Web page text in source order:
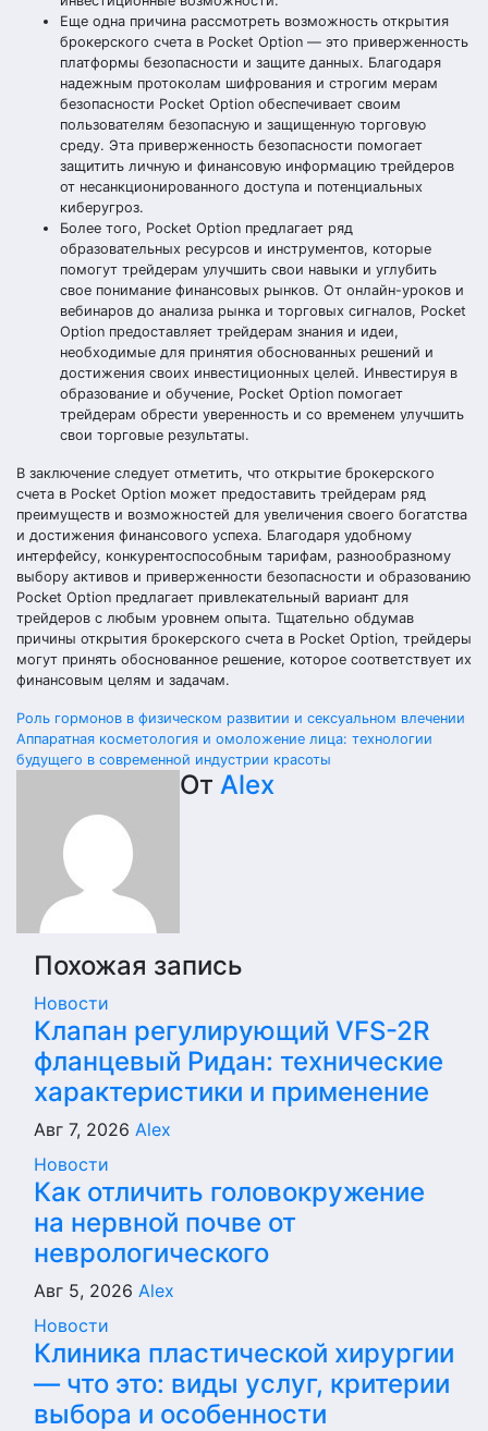
Еще одна причина рассмотреть возможность открытия
брокерского счета в Pocket Option — это приверженность
платформы безопасности и защите данных. Благодаря
надежным протоколам шифрования и строгим мерам
безопасности Pocket Option обеспечивает своим
пользователям безопасную и защищенную торговую
среду. Эта приверженность безопасности помогает
защитить личную и финансовую информацию трейдеров
от несанкционированного доступа и потенциальных
киберугроз.
Более того, Pocket Option предлагает ряд
образовательных ресурсов и инструментов, которые
помогут трейдерам улучшить свои навыки и углубить
свое понимание финансовых рынков. От онлайн-уроков и
вебинаров до анализа рынка и торговых сигналов, Pocket
Option предоставляет трейдерам знания и идеи,
необходимые для принятия обоснованных решений и
достижения своих инвестиционных целей. Инвестируя в
образование и обучение, Pocket Option помогает
трейдерам обрести уверенность и со временем улучшить
свои торговые результаты.
В заключение следует отметить, что открытие брокерского
счета в Pocket Option может предоставить трейдерам ряд
преимуществ и возможностей для увеличения своего богатства
и достижения финансового успеха. Благодаря удобному
интерфейсу, конкурентоспособным тарифам, разнообразному
выбору активов и приверженности безопасности и образованию
Pocket Option предлагает привлекательный вариант для
трейдеров с любым уровнем опыта. Тщательно обдумав
причины открытия брокерского счета в Pocket Option, трейдеры
могут принять обоснованное решение, которое соответствует их
финансовым целям и задачам.
Навигация
по
записям
Роль гормонов в физическом развитии и сексуальном влечении
Аппаратная косметология и омоложение лица: технологии
будущего в современной индустрии красоты
От Alex
Похожая запись
Новости
Клапан регулирующий VFS-2R
фланцевый Ридан: технические
характеристики и применение
Авг 7, 2026 Alex
Новости
Как отличить головокружение
на нервной почве от
неврологического
Авг 5, 2026 Alex
Новости
Клиника пластической хирургии
— что это: виды услуг, критерии
выбора и особенности